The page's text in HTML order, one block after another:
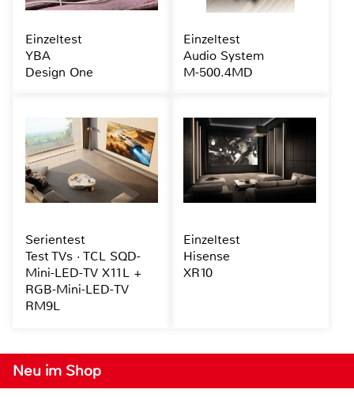
Neu im Shop
Einzeltest
YBA
Design One
Einzeltest
Audio System
M-500.4MD
Serientest
Test TVs · TCL SQD-
Mini-LED-TV X11L +
RGB-Mini-LED-TV
RM9L
Einzeltest
Hisense
XR10